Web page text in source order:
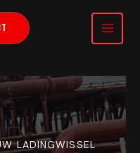
LADINGWISSEL